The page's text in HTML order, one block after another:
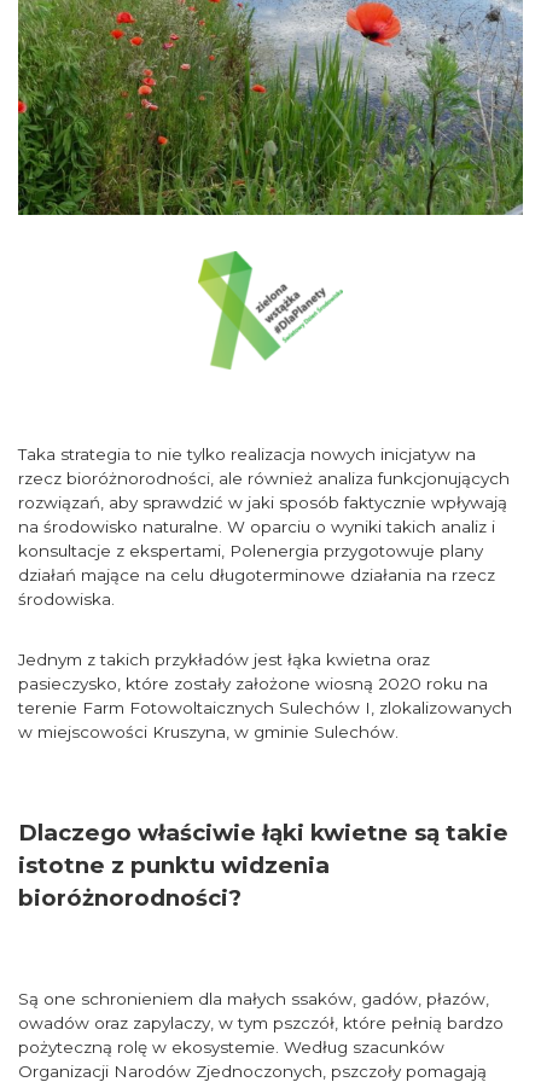
Taka strategia to nie tylko realizacja nowych inicjatyw na
rzecz bioróżnorodności, ale również analiza funkcjonujących
rozwiązań, aby sprawdzić w jaki sposób faktycznie wpływają
na środowisko naturalne. W oparciu o wyniki takich analiz i
konsultacje z ekspertami, Polenergia przygotowuje plany
działań mające na celu długoterminowe działania na rzecz
środowiska.
Jednym z takich przykładów jest łąka kwietna oraz
pasieczysko, które zostały założone wiosną 2020 roku na
terenie Farm Fotowoltaicznych Sulechów I, zlokalizowanych
w miejscowości Kruszyna, w gminie Sulechów.
Dlaczego właściwie łąki kwietne są takie
istotne z punktu widzenia
bioróżnorodności?
Są one schronieniem dla małych ssaków, gadów, płazów,
owadów oraz zapylaczy, w tym pszczół, które pełnią bardzo
pożyteczną rolę w ekosystemie. Według szacunków
Organizacji Narodów Zjednoczonych, pszczoły pomagają